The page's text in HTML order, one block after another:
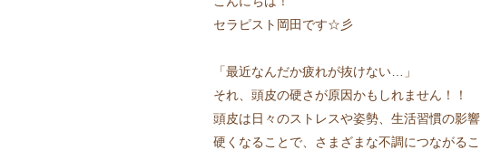
セラピスト岡田です☆彡
「最近なんだか疲れが抜けない…」
それ、頭皮の硬さが原因かもしれません！！
頭皮は日々のストレスや姿勢、生活習慣の影響
硬くなることで、さまざまな不調につながるこ